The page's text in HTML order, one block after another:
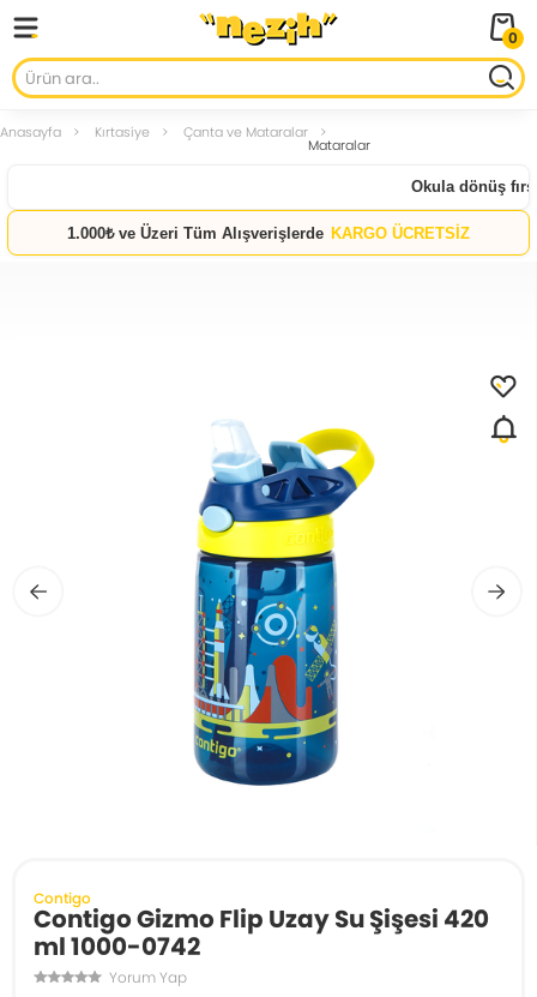
0
Anasayfa Kırtasiye Çanta ve Mataralar
Mataralar
Okula dönüş
1.000₺ ve Üzeri Tüm Alışverişlerde KARGO ÜCRETSİZ
Contigo
Contigo Gizmo Flip Uzay Su Şişesi 420
ml 1000-0742
Yorum Yap